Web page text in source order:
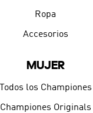
Ropa
Accesorios
MUJER
Todos los Championes
Championes Originals